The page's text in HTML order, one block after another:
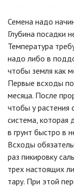
Семена надо
Глубина посадки
Температура
надо либо в
чтобы земля как
Первые всходы
месяца. После
чтобы у растения
система, которая
в грунт быстро в
Всходы
раз пикировку
трех настоящих
тару. При этой